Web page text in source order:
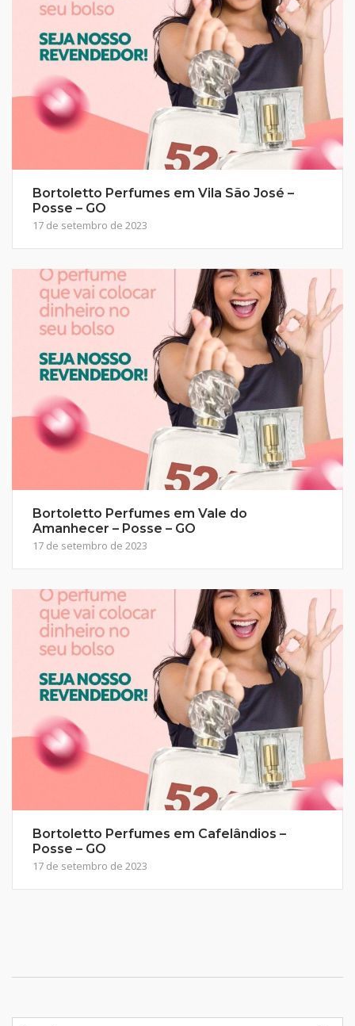
Bortoletto Perfumes em Vila São José –
Posse – GO
17 de setembro de 2023
Bortoletto Perfumes em Vale do
Amanhecer – Posse – GO
17 de setembro de 2023
Bortoletto Perfumes em Cafelândios –
Posse – GO
17 de setembro de 2023